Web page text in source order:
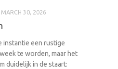
MARCH 30, 2026
instantie een rustige
te worden, maar het
duidelijk in de staart: